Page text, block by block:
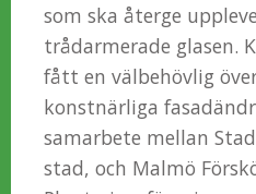
som ska återge
trådarmerade glasen.
fått en välbehövlig
konstnärliga
samarbete mellan
stad, och Malmö